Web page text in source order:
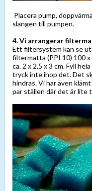
Placera pump,
slangen till pumpen.
4. Vi arrangerar
Ett filtersystem kan se ut
filtermatta (PPI 10) 100
ca. 2 x 2,5 x 3 cm. Fyll
tryck inte ihop det. Det
hindras. Vi har även
par ställen där det är lite